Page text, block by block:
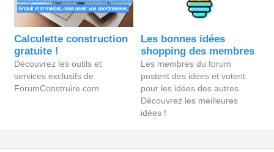
Calculette construction
gratuite !
Découvrez les outils et
services exclusifs de
ForumConstruire.com
Les bonnes idées
shopping des membres
Les membres du forum
postent des idées et votent
pour les idées des autres.
Découvrez les meilleures
idées !